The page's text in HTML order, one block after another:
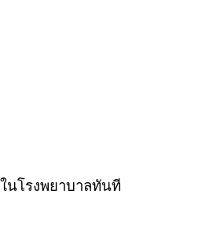
นโรงพยาบาลทันที